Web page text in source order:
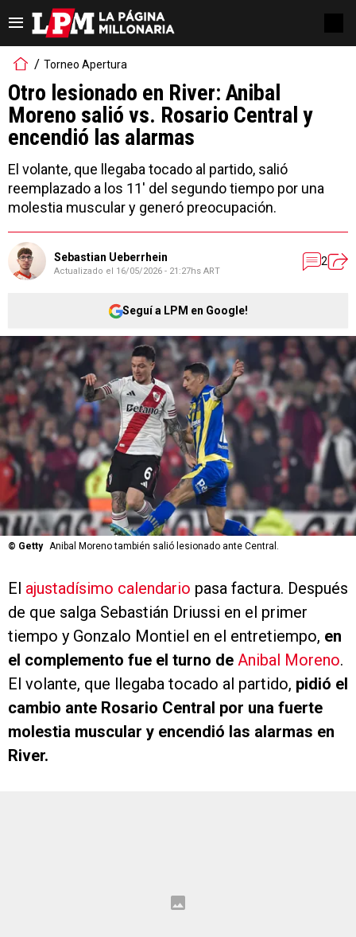
Torneo Apertura
Otro lesionado en River: Anibal
Moreno salió vs. Rosario Central y
encendió las alarmas
El volante, que llegaba tocado al partido, salió
reemplazado a los 11' del segundo tiempo por una
molestia muscular y generó preocupación.
Sebastian Ueberrhein
Actualizado el 16/05/2026 - 21:27hs ART
2
Seguí a LPM en Google!
© Getty Anibal Moreno también salió lesionado ante Central.
El ajustadísimo calendario pasa factura. Después
de que salga Sebastián Driussi en el primer
tiempo y Gonzalo Montiel en el entretiempo, en
el complemento fue el turno de Anibal Moreno.
El volante, que llegaba tocado al partido, pidió el
cambio ante Rosario Central por una fuerte
molestia muscular y encendió las alarmas en
River.